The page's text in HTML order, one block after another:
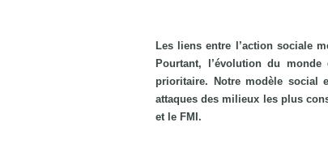
Les liens entre l’action sociale
Pourtant, l’évolution du
prioritaire. Notre modèle social
attaques des milieux les plus
et le FMI.